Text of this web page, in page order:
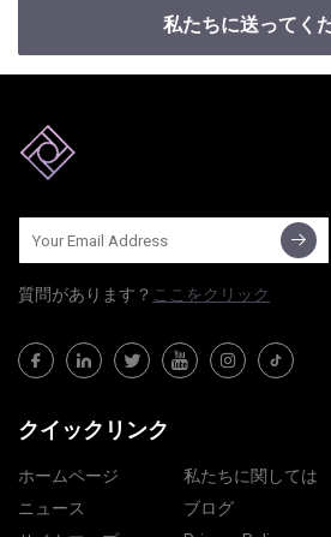
私たちに送ってく
質問​​があります？ ここをクリック
クイックリンク
ホームページ 私たちに関しては
ニュース
ブログ